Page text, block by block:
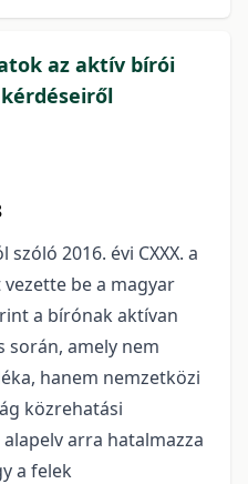
az aktív bírói
2016. évi CXXX. a
be a magyar
a bírónak aktívan
során, amely nem
hanem nemzetközi
közrehatási
arra hatalmazza
a felek